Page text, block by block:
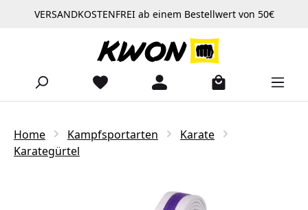
Zum Hauptinhalt springen
VERSANDKOSTENFREI ab einem Bestellwert von 50€
Home Kampfsportarten
Karate
Karategürtel